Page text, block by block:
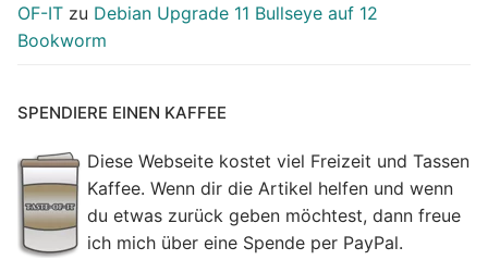
OF-IT zu Debian Upgrade 11 Bullseye auf 12
Bookworm
SPENDIERE EINEN KAFFEE
Diese Webseite kostet viel Freizeit und Tassen
Kaffee. Wenn dir die Artikel helfen und wenn
du etwas zurück geben möchtest, dann freue
ich mich über eine Spende per PayPal.